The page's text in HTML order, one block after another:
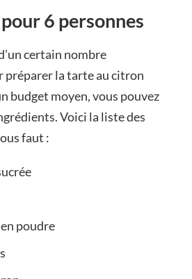
6 personnes
certain nombre
préparer la tarte au citron
budget moyen, vous pouvez
Voici la liste des
faut :
poudre